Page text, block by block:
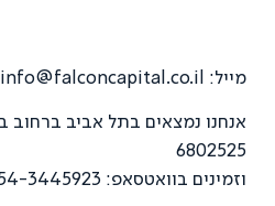
מייל: info@falconcapital.co.il
6802525
וזמינים בוואטסאפ: 054-3445923